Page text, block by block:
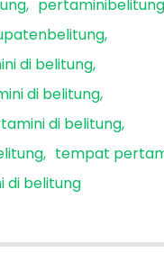
di belitung
di belitung
di belitung
tempat
di belitung